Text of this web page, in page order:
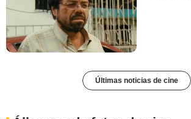
Últimas noticias de cine